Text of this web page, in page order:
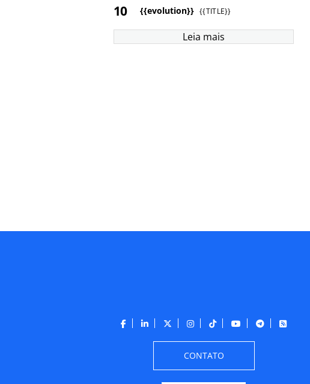
{{evolution}} {{TITLE}}
Leia mais
CONTATO